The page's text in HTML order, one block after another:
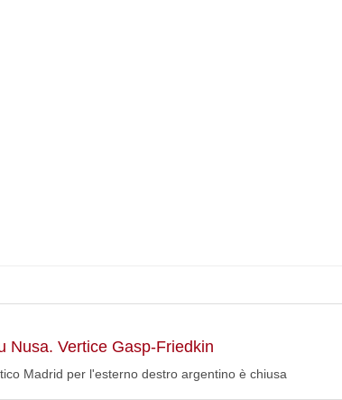
Nusa. Vertice Gasp-Friedkin
Madrid per l'esterno destro argentino è chiusa